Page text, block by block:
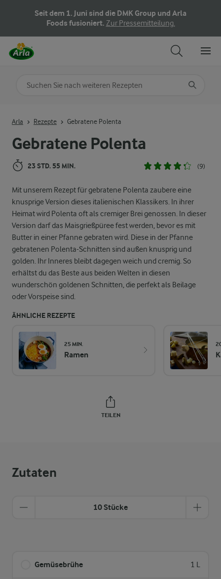
Seit dem 1. Juni sind die DMK Group und Arla
Foods fusioniert. Zur Pressemitteilung.
Gebratene Polenta
23 STD. 55 MIN. (9)
Mit unserem Rezept für gebratene Polenta zaubere eine
knusprige Version dieses italienischen Klassikers. In ihrer
Heimat wird Polenta oft als cremiger Brei genossen. In dieser
Version darf das Maisgrießpüree fest werden, bevor es mit
Butter in einer Pfanne gebraten wird. Diese in der Pfanne
gebratenen Polenta-Schnitten sind außen knusprig und
golden. Ihr Inneres bleibt dagegen weich und cremig. So
erhältst du das Beste aus beiden Welten in diesen
wunderschön goldenen Schnitten, die perfekt als Beilage
oder Vorspeise sind.
ÄHNLICHE REZEPTE
25 MIN.
Ramen
TEILEN
Arla Rezepte Gebratene Polenta
Zutaten
10 Stücke
Gemüsebrühe 1 L
Nach Kategorie suchen